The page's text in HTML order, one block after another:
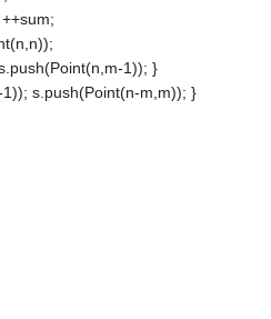
1)); }
s.push(Point(n-m,m)); }